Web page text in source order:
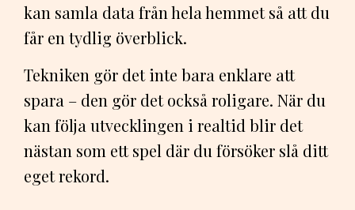
kan samla data från hela hemmet så att du
får en tydlig överblick.
Tekniken gör det inte bara enklare att
spara – den gör det också roligare. När du
kan följa utvecklingen i realtid blir det
nästan som ett spel där du försöker slå ditt
eget rekord.